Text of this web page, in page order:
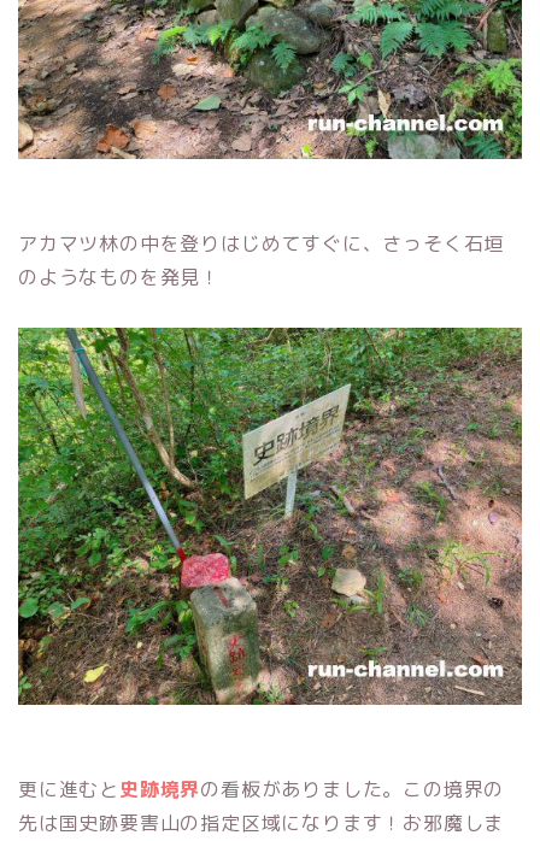
アカマツ林の中を登りはじめてすぐに、さっそく石垣
のようなものを発見！
更に進むと史跡境界の看板がありました。この境界の
先は国史跡要害山の指定区域になります！お邪魔しま